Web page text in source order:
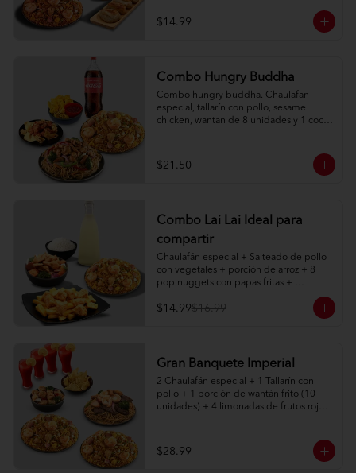
$14.99
Combo Hungry Buddha
Combo hungry buddha. Chaulafan
especial, tallarín con pollo, sesame
chicken, wantan de 8 unidades y 1 coca
$21.50
Combo Lai Lai Ideal para
compartir
Chaulafán especial + Salteado de pollo
con vegetales + porción de arroz + 8
pop nuggets con papas fritas +
$14.99$16.99
Gran Banquete Imperial
2 Chaulafán especial + 1 Tallarín con
pollo + 1 porción de wantán frito (10
unidades) + 4 limonadas de frutos rojos.
$28.99